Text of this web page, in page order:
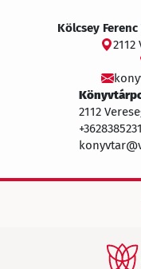
Kölcsey
2112
2112
+3628385231